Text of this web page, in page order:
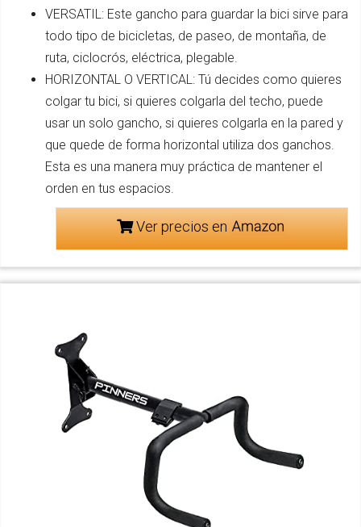
VERSATIL: Este gancho para guardar la bici sirve para
todo tipo de bicicletas, de paseo, de montaña, de
ruta, ciclocrós, eléctrica, plegable.
HORIZONTAL O VERTICAL: Tú decides como quieres
colgar tu bici, si quieres colgarla del techo, puede
usar un solo gancho, si quieres colgarla en la pared y
que quede de forma horizontal utiliza dos ganchos.
Esta es una manera muy práctica de mantener el
orden en tus espacios.
Ver precios en